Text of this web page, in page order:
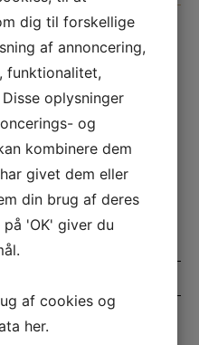
dig til forskellige
af annoncering,
funktionalitet,
oplysninger
og
kombinere dem
givet dem eller
din brug af deres
'OK' giver du
af cookies og
her.